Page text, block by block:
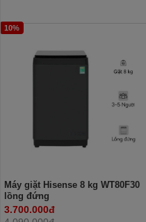
10%
Máy giặt Hisense 8 kg WT80F30
lồng đứng
3.700.000đ